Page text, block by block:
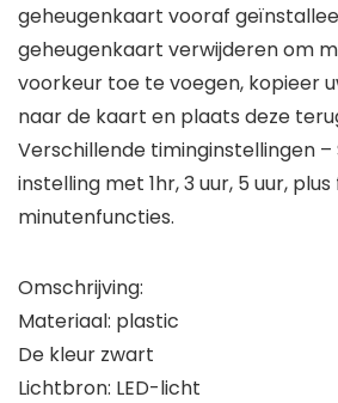
geheugenkaart vooraf
geheugenkaart verwijderen om
voorkeur toe te voegen, kopieer
naar de kaart en plaats deze
Verschillende timinginstellingen
instelling met 1hr, 3 uur, 5 uur,
minutenfuncties.
Omschrijving:
Materiaal: plastic
De kleur zwart
Lichtbron: LED-licht